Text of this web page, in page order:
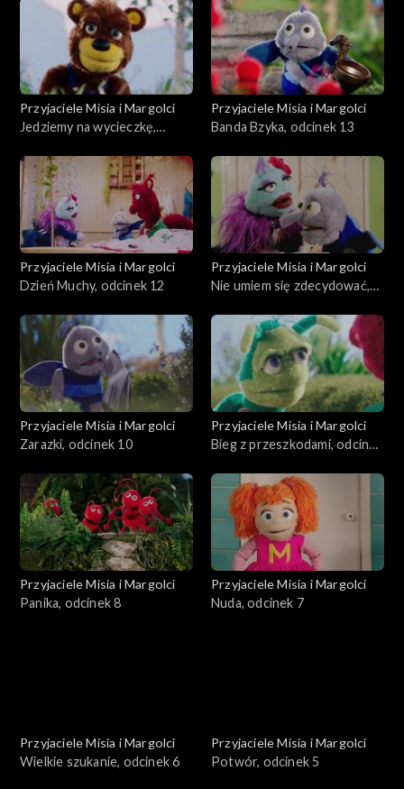
Przyjaciele Misia i Margolci
Jedziemy na wycieczkę,
Przyjaciele Misia i Margolci
Banda Bzyka, odcinek 13
Przyjaciele Misia i Margolci
Dzień Muchy, odcinek 12
Przyjaciele Misia i Margolci
Nie umiem się zdecydować,
Przyjaciele Misia i Margolci
Zarazki, odcinek 10
Przyjaciele Misia i Margolci
Bieg z przeszkodami, odcinek
Przyjaciele Misia i Margolci
Panika, odcinek 8
Przyjaciele Misia i Margolci
Nuda, odcinek 7
Przyjaciele Misia i Margolci
Wielkie szukanie, odcinek 6
Przyjaciele Misia i Margolci
Potwór, odcinek 5